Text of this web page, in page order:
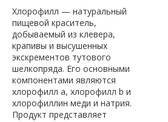
Хлорофилл — натуральный
пищевой краситель,
добываемый из клевера,
крапивы и высушенных
экскрементов тутового
шелкопряда. Его основными
компонентами являются
хлорофилл а, хлорофилл b и
хлорофиллин меди и натрия.
Продукт представляет